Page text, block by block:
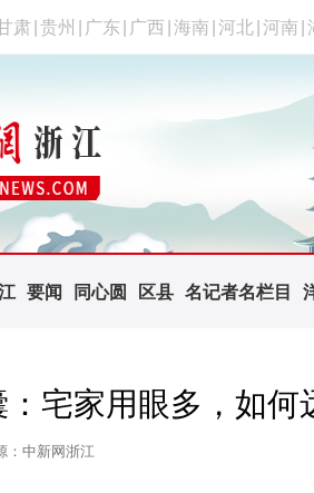
肃 贵州 广东 广西 海南 河北 河南
要闻 同心圆 区县 名记者名栏目
宅家用眼多，如何
：中新网浙江